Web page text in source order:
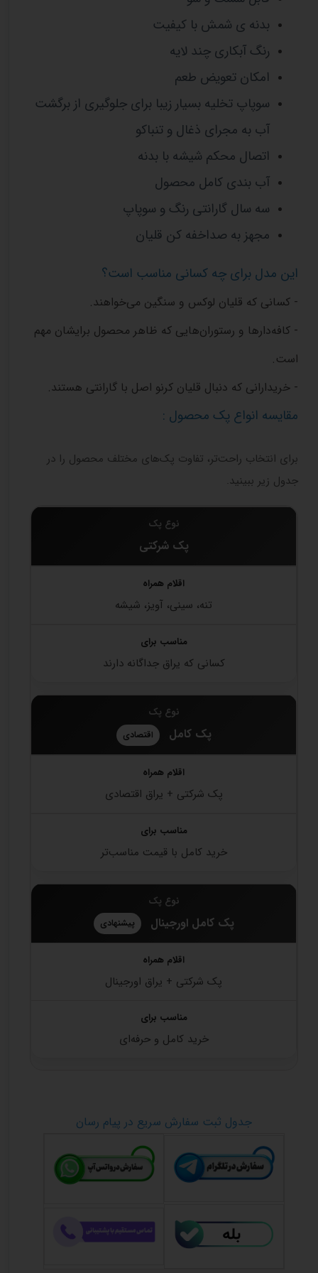
بدنه ی شمش با کیفیت
رنگ آبکاری چند لایه
امکان تعویض طعم
سوپاپ تخلیه بسیار زیبا برای جلوگیری از برگشت
آب به مجرای ذغال و تنباکو
اتصال محکم شیشه با بدنه
آب بندی کامل محصول
سه سال گارانتی رنگ و سوپاپ
مجهز به صداخفه کن قلیان
این مدل برای چه کسانی مناسب است؟
- کسانی که قلیان لوکس و سنگین می‌خواهند.
- کافه‌دارها و رستوران‌هایی که ظاهر محصول برایشان مهم
است.
- خریدارانی که دنبال قلیان کرنو اصل با گارانتی هستند.
مقایسه انواع پک محصول :
برای انتخاب راحت‌تر، تفاوت پک‌های مختلف محصول را در
جدول زیر ببینید.
پک شرکتی
تنه، سینی، آویز، شیشه
کسانی که یراق جداگانه دارند
پک کامل اقتصادی
پک شرکتی + یراق اقتصادی
خرید کامل با قیمت مناسب‌تر
پک کامل اورجینال پیشنهادی
پک شرکتی + یراق اورجینال
خرید کامل و حرفه‌ای
جدول ثبت سفارش سریع در پیام رسان